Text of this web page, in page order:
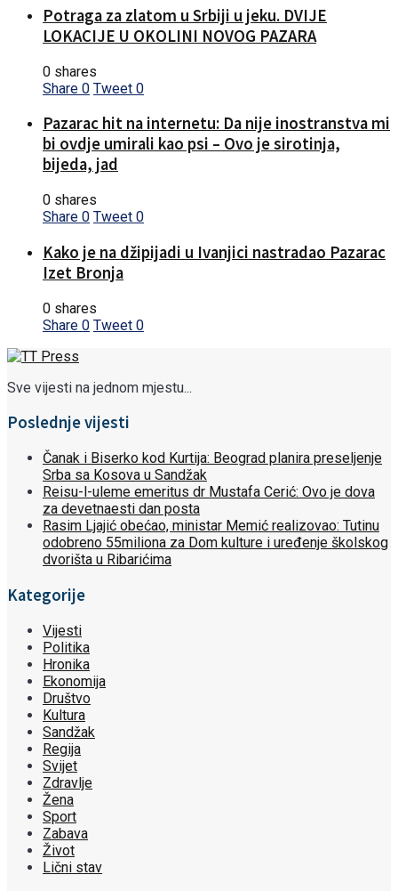
Potraga za zlatom u Srbiji u jeku. DVIJE
LOKACIJE U OKOLINI NOVOG PAZARA
0 shares
Share 0 Tweet 0
Pazarac hit na internetu: Da nije inostranstva mi
bi ovdje umirali kao psi – Ovo je sirotinja,
bijeda, jad
0 shares
Share 0 Tweet 0
Kako je na džipijadi u Ivanjici nastradao Pazarac
Izet Bronja
0 shares
Share 0 Tweet 0
Sve vijesti na jednom mjestu...
Poslednje vijesti
Čanak i Biserko kod Kurtija: Beograd planira preseljenje
Srba sa Kosova u Sandžak
Reisu-l-uleme emeritus dr Mustafa Cerić: Ovo je dova
za devetnaesti dan posta
Rasim Ljajić obećao, ministar Memić realizovao: Tutinu
odobreno 55miliona za Dom kulture i uređenje školskog
dvorišta u Ribarićima
Kategorije
Vijesti
Politika
Hronika
Ekonomija
Društvo
Kultura
Sandžak
Regija
Svijet
Zdravlje
Žena
Sport
Zabava
Život
Lični stav